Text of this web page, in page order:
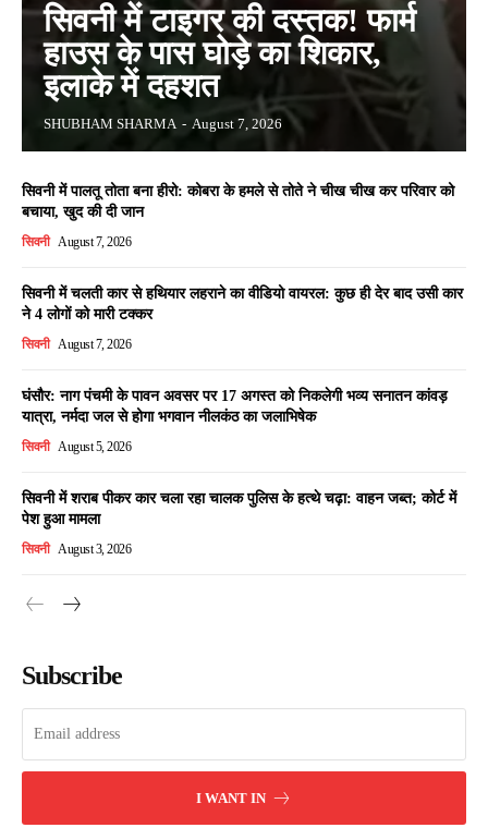
सिवनी में टाइगर की दस्तक! फार्म
हाउस के पास घोड़े का शिकार,
इलाके में दहशत
SHUBHAM SHARMA - August 7, 2026
सिवनी में पालतू तोता बना हीरो: कोबरा के हमले से तोते ने चीख चीख कर परिवार को
बचाया, खुद की दी जान
सिवनी August 7, 2026
सिवनी में चलती कार से हथियार लहराने का वीडियो वायरल: कुछ ही देर बाद उसी कार
ने 4 लोगों को मारी टक्कर
सिवनी August 7, 2026
घंसौर: नाग पंचमी के पावन अवसर पर 17 अगस्त को निकलेगी भव्य सनातन कांवड़
यात्रा, नर्मदा जल से होगा भगवान नीलकंठ का जलाभिषेक
सिवनी August 5, 2026
सिवनी में शराब पीकर कार चला रहा चालक पुलिस के हत्थे चढ़ा: वाहन जब्त; कोर्ट में
पेश हुआ मामला
सिवनी August 3, 2026
Subscribe
I WANT IN